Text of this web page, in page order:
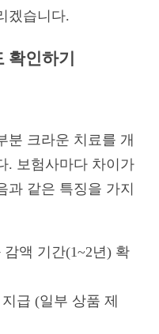
겠습니다.
확인하기
분 크라운 치료를 개
. 보험사마다 차이가
과 같은 특징을 가지
감액 기간(1~2년) 확
급 (일부 상품 제